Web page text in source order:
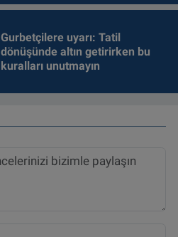
Gurbetçilere uyarı: Tatil
dönüşünde altın getirirken bu
kuralları unutmayın